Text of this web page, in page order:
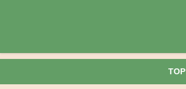
TOP